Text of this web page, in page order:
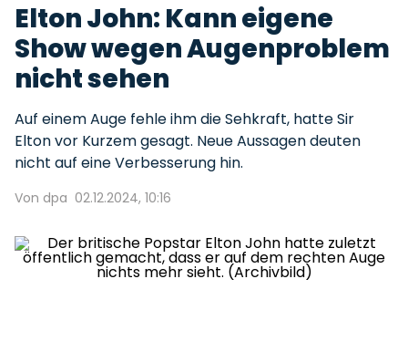
Elton John: Kann eigene
Show wegen Augenproblem
nicht sehen
Auf einem Auge fehle ihm die Sehkraft, hatte Sir
Elton vor Kurzem gesagt. Neue Aussagen deuten
nicht auf eine Verbesserung hin.
Von dpa 02.12.2024, 10:16